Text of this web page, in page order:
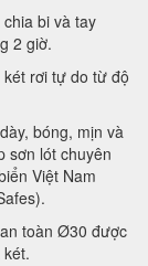
bi và tay
2 giờ.
két rơi tự do từ độ
bóng, mịn và
sơn lót chuyên
Việt Nam
toàn Ø30 được